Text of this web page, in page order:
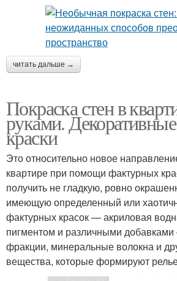
читать дальше →
Покраска стен в
руками.
краски
Это относительно новое
квартире при помощи фактурных
получить не гладкую, ровно
имеющую определенный или
фактурных красок — акриловая
пигментом и различными
фракции, минеральные волокна и
вещества, которые формируют